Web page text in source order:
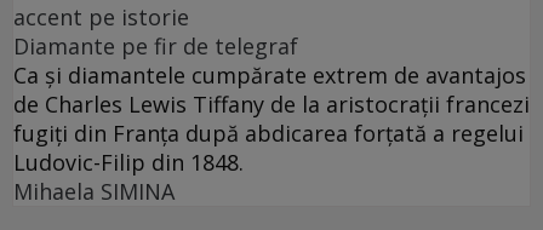
accent pe istorie
Diamante pe fir de telegraf
Ca și diamantele cumpărate extrem de avantajos
de Charles Lewis Tiffany de la aristocrații francezi
fugiți din Franța după abdicarea forțată a regelui
Ludovic-Filip din 1848.
Mihaela SIMINA